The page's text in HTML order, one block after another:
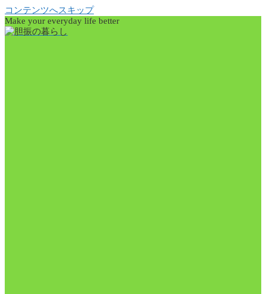
コンテンツへスキップ
Make your everyday life better